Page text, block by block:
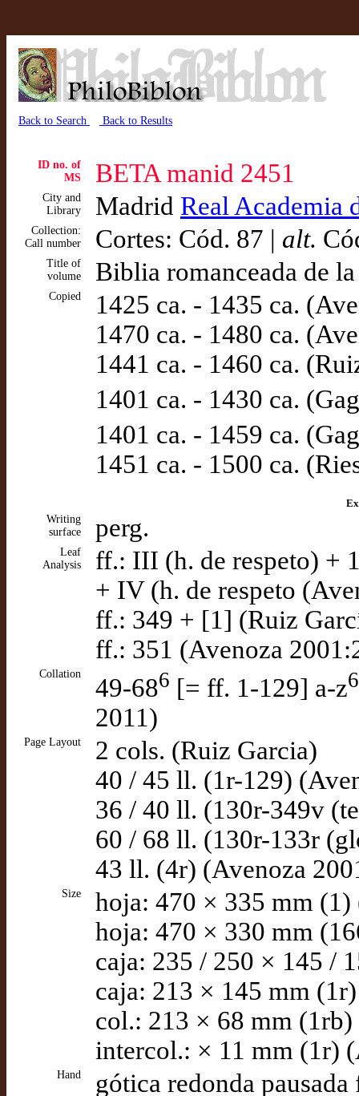
Back to Search Back to Results
ID no. of
MS
BETA manid 2451
City and
Library
Madrid Real Academia
Collection:
Call number
Cortes: Cód. 87 | alt.
Title of
volume
Biblia romanceada de
Copied
1425 ca. - 1435 ca.
1470 ca. - 1480 ca.
1441 ca. - 1460 ca.
1401 ca. - 1430 ca.
1401 ca. - 1459 ca.
1451 ca. - 1500 ca.
Writing
surface
perg.
Leaf
Analysis
ff.: III (h. de respeto) +
+ IV (h. de respeto
ff.: 349 + [1] (Ruiz
ff.: 351 (Avenoza
Collation 49-686 [= ff. 1-129] a-z6
2011)
Page Layout
2 cols. (Ruiz Garcia)
40 / 45 ll. (1r-129)
36 / 40 ll. (130r-349v
60 / 68 ll. (130r-133r
43 ll. (4r) (Avenoza
Size
hoja: 470 × 335 mm
hoja: 470 × 330 mm
caja: 235 / 250 × 145 /
caja: 213 × 145 mm
col.: 213 × 68 mm
intercol.: × 11 mm (1r)
Hand
gótica redonda